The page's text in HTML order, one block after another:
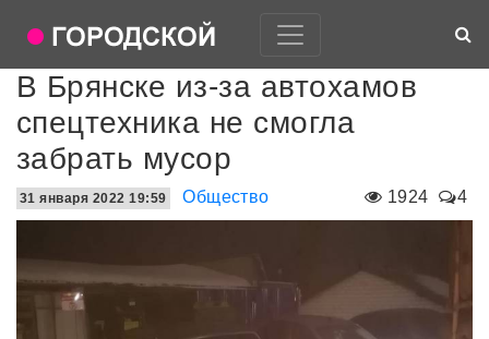
В Брянске из-за автохамов
спецтехника не смогла
забрать мусор
1924 4
31 января 2022 19:59 Общество